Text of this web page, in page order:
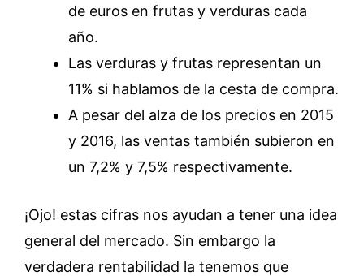
de euros en frutas y verduras cada
año.
Las verduras y frutas representan un
11% si hablamos de la cesta de compra.
A pesar del alza de los precios en 2015
y 2016, las ventas también subieron en
un 7,2% y 7,5% respectivamente.
¡Ojo! estas cifras nos ayudan a tener una idea
general del mercado. Sin embargo la
verdadera rentabilidad la tenemos que